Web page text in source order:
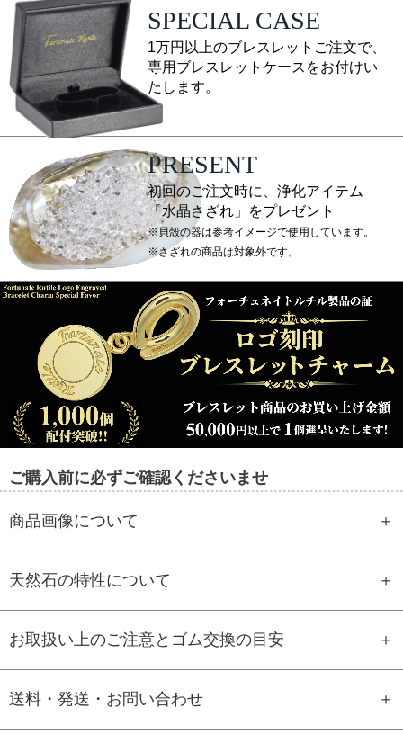
SPECIAL CASE
1万円以上のブレスレットご注文で、
専用ブレスレットケースをお付けい
たします。
PRESENT
初回のご注文時に、浄化アイテム
「水晶さざれ」をプレゼント
※貝殻の器は参考イメージで使用しています。
※さざれの商品は対象外です。
ご購入前に必ずご確認くださいませ
商品画像について
天然石の特性について
お取扱い上のご注意とゴム交換の目安
送料・発送・お問い合わせ